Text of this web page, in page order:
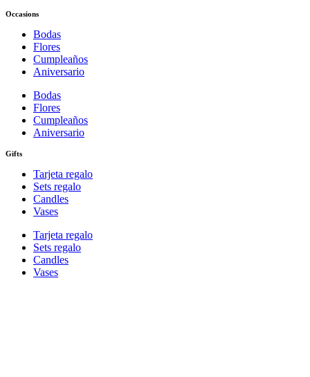
Occasions
Bodas
Flores
Cumpleaños
Aniversario
Bodas
Flores
Cumpleaños
Aniversario
Gifts
Tarjeta regalo
Sets regalo
Candles
Vases
Tarjeta regalo
Sets regalo
Candles
Vases